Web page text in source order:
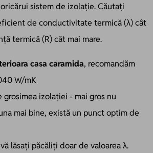
sistem de izolație. Căutați
de conductivitate termică (λ) cât
termică (R) cât mai mare.
casa caramida, recomandăm
W/mK
grosimea izolației - mai gros nu
mai bine, există un punct optim de
lăsați păcăliți doar de valoarea λ.